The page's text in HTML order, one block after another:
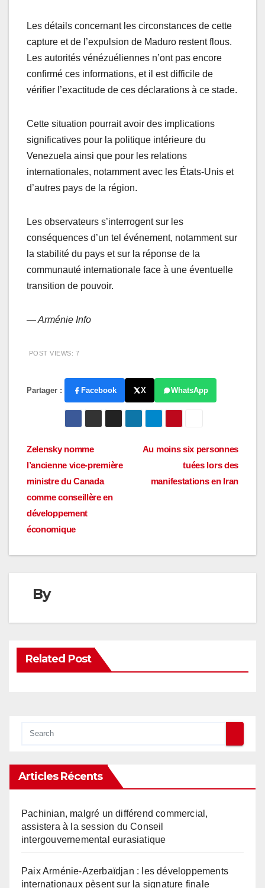
Les détails concernant les circonstances de cette
capture et de l’expulsion de Maduro restent flous.
Les autorités vénézuéliennes n’ont pas encore
confirmé ces informations, et il est difficile de
vérifier l’exactitude de ces déclarations à ce stade.
Cette situation pourrait avoir des implications
significatives pour la politique intérieure du
Venezuela ainsi que pour les relations
internationales, notamment avec les États-Unis et
d’autres pays de la région.
Les observateurs s’interrogent sur les
conséquences d’un tel événement, notamment sur
la stabilité du pays et sur la réponse de la
communauté internationale face à une éventuelle
transition de pouvoir.
— Arménie Info
POST VIEWS: 7
Partager : Facebook X WhatsApp
Navigation
de
l’article
Au moins six personnes
tuées lors des
manifestations en Iran
Zelensky nomme
l’ancienne vice-première
ministre du Canada
comme conseillère en
développement
économique
By
Related Post
Articles Récents
Pachinian, malgré un différend commercial,
assistera à la session du Conseil
intergouvernemental eurasiatique
Paix Arménie-Azerbaïdjan : les développements
internationaux pèsent sur la signature finale